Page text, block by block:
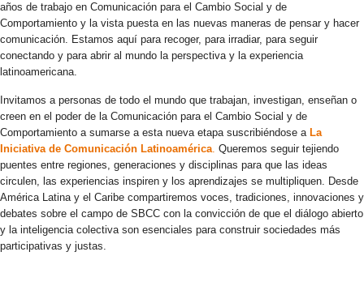
años de trabajo en Comunicación para el Cambio Social y de
Comportamiento y la vista puesta en las nuevas maneras de pensar y hacer
comunicación. Estamos aquí para recoger, para irradiar, para seguir
conectando y para abrir al mundo la perspectiva y la experiencia
latinoamericana.
Invitamos a personas de todo el mundo que trabajan, investigan, enseñan o
creen en el poder de la Comunicación para el Cambio Social y de
Comportamiento a sumarse a esta nueva etapa suscribiéndose a La
Iniciativa de Comunicación Latinoamérica. Queremos seguir tejiendo
puentes entre regiones, generaciones y disciplinas para que las ideas
circulen, las experiencias inspiren y los aprendizajes se multipliquen. Desde
América Latina y el Caribe compartiremos voces, tradiciones, innovaciones y
debates sobre el campo de SBCC con la convicción de que el diálogo abierto
y la inteligencia colectiva son esenciales para construir sociedades más
participativas y justas.